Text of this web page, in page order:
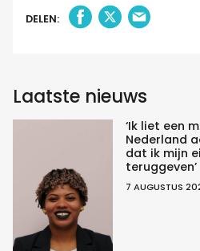
DELEN:
Laatste nieuws
‘Ik liet een
Nederland
dat ik mijn
teruggeven’
7 AUGUSTUS